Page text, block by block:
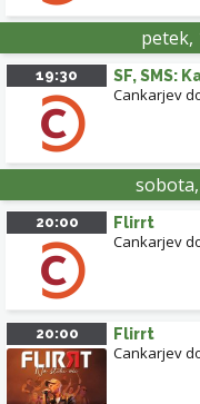
petek,
19:30 SF, SMS:
Cankarjev
20:00 Flirrt
Cankarjev
20:00 Flirrt
Cankarjev